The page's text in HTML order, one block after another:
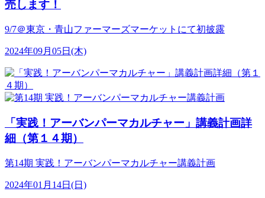
売します！
9/7＠東京・青山ファーマーズマーケットにて初披露
2024年09月05日(木)
「実践！アーバンパーマカルチャー」講義計画詳
細（第１４期）
第14期 実践！アーバンパーマカルチャー講義計画
2024年01月14日(日)